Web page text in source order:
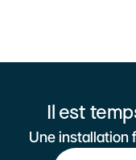
Il est
Une installation